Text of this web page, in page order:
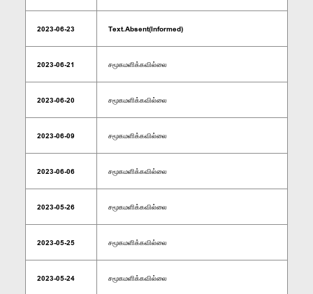
2023-06-23 Text.Absent(Informed)
2023-06-21 சமூகமளிக்கவில்லை
2023-06-20 சமூகமளிக்கவில்லை
2023-06-09 சமூகமளிக்கவில்லை
2023-06-06 சமூகமளிக்கவில்லை
2023-05-26 சமூகமளிக்கவில்லை
2023-05-25 சமூகமளிக்கவில்லை
2023-05-24 சமூகமளிக்கவில்லை